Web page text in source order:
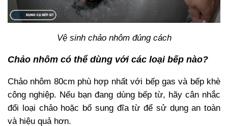
Vệ sinh chảo nhôm đúng cách
Chảo nhôm có thể dùng với các loại bếp nào?
Chảo nhôm 80cm phù hợp nhất với bếp gas và bếp khè
công nghiệp. Nếu bạn đang dùng bếp từ, hãy cân nhắc
đổi loại chảo hoặc bổ sung đĩa từ để sử dụng an toàn
và hiệu quả hơn.